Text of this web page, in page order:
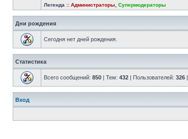
Легенда :: Администраторы Супермодераторы
Дни рождения
Сегодня нет дней рождения.
Статистика
Всего сообщений: 850 | Тем: 432 | Пользователей: 326
Вход